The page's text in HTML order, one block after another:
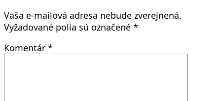
Vaša e-mailová adresa nebude zverejnená.
Vyžadované polia sú označené *
Komentár *